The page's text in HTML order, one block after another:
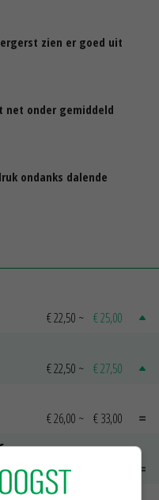
zien er goed uit
net onder gemiddeld
ondanks dalende
€ 22,50 ~ € 25,00
€ 22,50 ~ € 27,50
€ 26,00 ~ € 33,00
€ 0,00